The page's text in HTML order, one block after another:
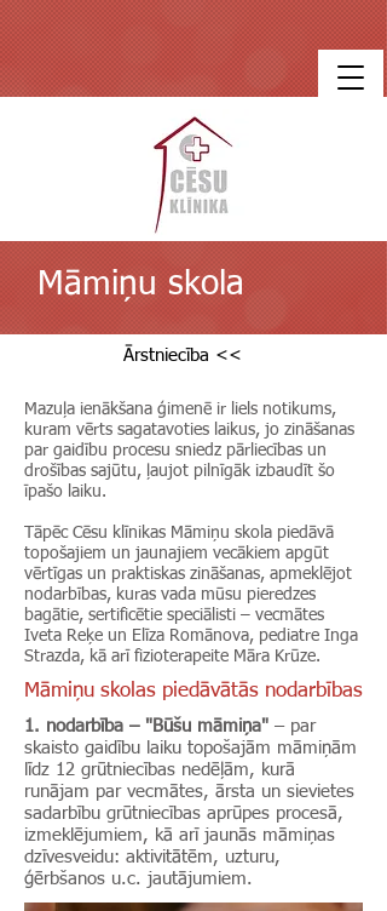
Māmiņu skola
Ārstniecība <<
Mazuļa ienākšana ģimenē ir liels notikums,
kuram vērts sagatavoties laikus, jo zināšanas
par gaidību procesu sniedz pārliecības un
drošības sajūtu, ļaujot pilnīgāk izbaudīt šo
īpašo laiku.
Tāpēc Cēsu klīnikas Māmiņu skola piedāvā
topošajiem un jaunajiem vecākiem apgūt
vērtīgas un praktiskas zināšanas, apmeklējot
nodarbības, kuras vada mūsu pieredzes
bagātie, sertificētie speciālisti – vecmātes
Iveta Reķe un Elīza Romānova, pediatre Inga
Strazda, kā arī fizioterapeite Māra Krūze.
Māmiņu skolas piedāvātās nodarbības
1. nodarbība – "Būšu māmiņa" – par
skaisto gaidību laiku topošajām māmiņām
līdz 12 grūtniecības nedēļām, kurā
runājam par vecmātes, ārsta un sievietes
sadarbību grūtniecības aprūpes procesā,
izmeklējumiem, kā arī jaunās māmiņas
dzīvesveidu: aktivitātēm, uzturu,
ģērbšanos u.c. jautājumiem.